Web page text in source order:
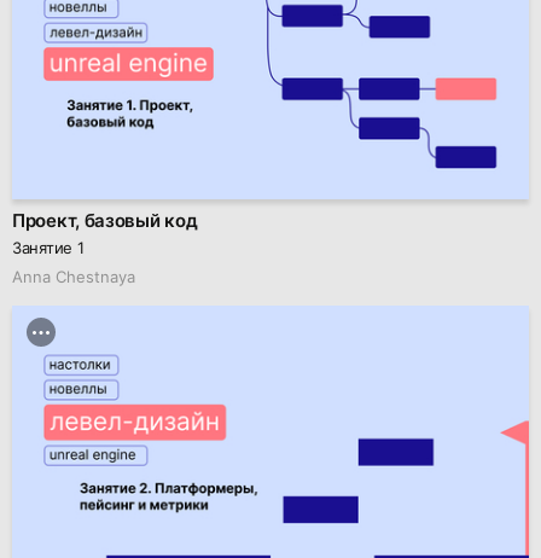
Проект, базовый код
Занятие 1
Anna Chestnaya